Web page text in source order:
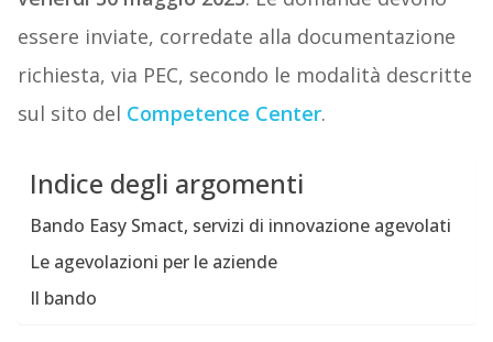
essere inviate, corredate alla documentazione
richiesta, via PEC, secondo le modalità descritte
sul sito del Competence Center.
Indice degli argomenti
Bando Easy Smact, servizi di innovazione agevolati
Le agevolazioni per le aziende
Il bando